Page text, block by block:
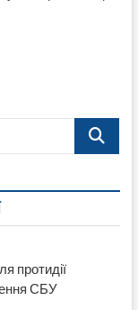
Поиск…
протидії
СБУ